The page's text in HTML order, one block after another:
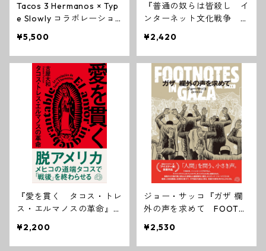
Tacos 3 Hermanos × Typ
e Slowly コラボレーショ
¥5,500
『普通の奴らは皆殺し イ
ンターネット文化戦争 オ
者、リベラル思想の研究』
アンジェラ・ネイグル[著]
¥2,420
『愛を貫く タコス・トレ
ス・エルマノスの革命』古
os）
¥2,200
ジョー・サッコ『ガザ 欄
外の声を求めて FOOTN
¥2,530